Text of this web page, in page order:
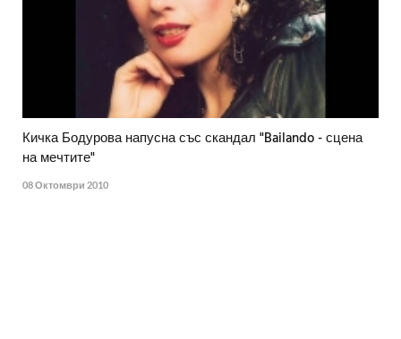
Кичка Бодурова напусна със скандал "Bailando - сцена
на мечтите"
08 Октомври 2010